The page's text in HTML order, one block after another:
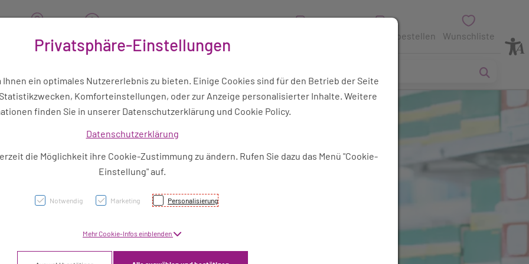
Medikamente vorbestellen Wunschliste
Privatsphäre-Einstellungen
ein optimales Nutzererlebnis zu bieten. Einige Cookies sind für den Betrieb der Seite
Komforteinstellungen, oder zur Anzeige personalisierter Inhalte. Weitere
finden Sie in unserer Datenschutzerklärung und Cookie Policy.
Datenschutzerklärung
die Möglichkeit ihre Cookie-Zustimmung zu ändern. Rufen Sie dazu das Menü "Cookie-
Einstellung" auf.
Notwendig Marketing Personalisierung
Mehr Cookie-Infos einblenden